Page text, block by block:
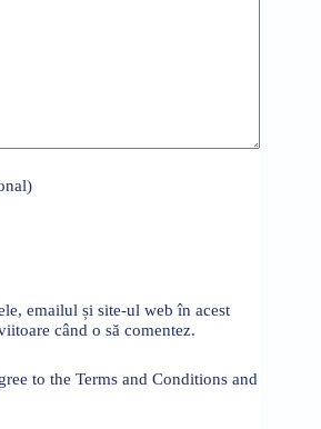
emailul și site-ul web în acest
când o să comentez.
to the Terms and Conditions and